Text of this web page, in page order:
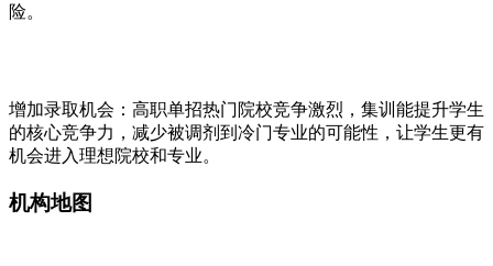
险。
增加录取机会：高职单招热门院校竞争激烈，集训能提升学生
的核心竞争力，减少被调剂到冷门专业的可能性，让学生更有
机会进入理想院校和专业。
机构地图